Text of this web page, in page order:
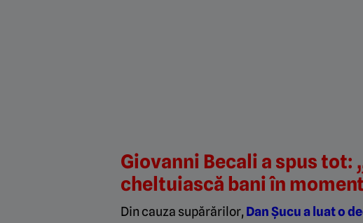
Giovanni Becali a spus tot:
cheltuiască bani în
Din cauza supărărilor, Dan Șucu a luat o